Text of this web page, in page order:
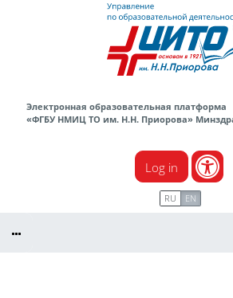
Skip to main content
Электронная образовательная платформа
«ФГБУ НМИЦ ТО им. Н.Н. Приорова»
Log in
RU EN